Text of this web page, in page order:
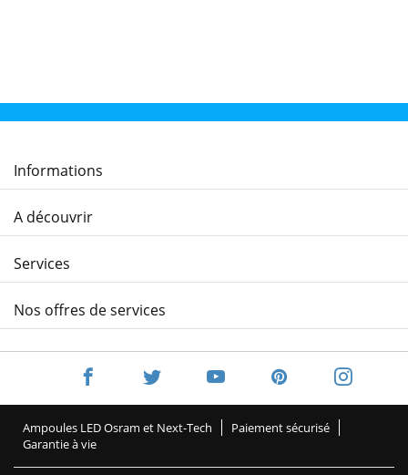
Informations
A découvrir
Services
Nos offres de services
Ampoules LED Osram et Next-Tech
Paiement sécurisé
Garantie à vie